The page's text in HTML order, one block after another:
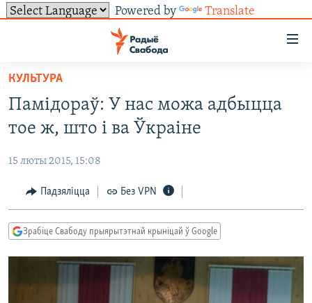
Powered by Translate
ўнівэрсальнага
доступу
Перайсьці
да
галоўнага
Перайсьці
Перайсьці
да
УСЕ НАВІНЫ
ЛЮДЗІ
ПАЛІТЫКА
ВАЙНА
БЕЛАРУСЫ НА ВАЙНЕ
ТОЛЬКІ НА СВАБОДЗЕ
БЛОГІ
ГІСТОРЫЯ НА СВАБОДЗЕ
КНІГІ
АЎДЫЁКНІГІ
АБЫСЬЦІ БЛЯКАВАНЬНЕ
ПАДЗЯЛІЦЦА ІНФАРМАЦЫЯЙ
ПАДПІСАЦЦА
RSS
FACEBOOK
TWITTER
КУЛЬТУРА
Памідораў: У нас можа адбыцца
тое ж, што і ва Ўкраіне
15 люты 2015, 15:08
Падзяліцца Без VPN
Зрабіце Свабоду прыярытэтнай крыніцай ў Google